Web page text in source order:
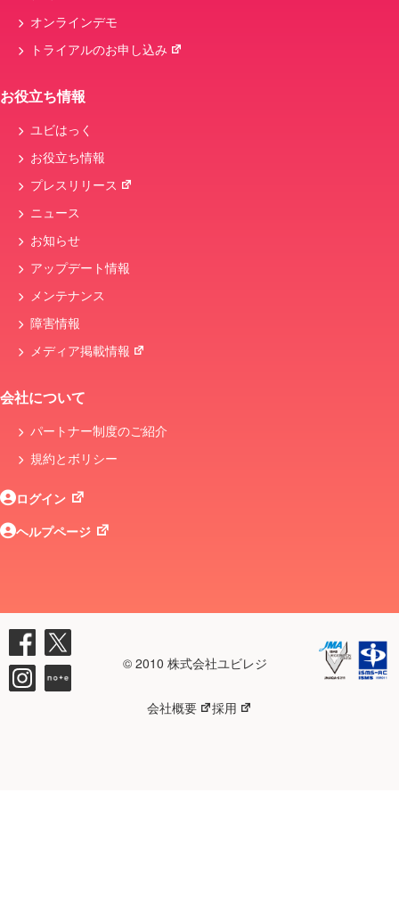
オンラインデモ
トライアルのお申し込み
お役立ち情報
ユビはっく
お役立ち情報
プレスリリース
ニュース
お知らせ
アップデート情報
メンテナンス
障害情報
メディア掲載情報
会社について
パートナー制度のご紹介
規約とボリシー
ログイン
ヘルプページ
© 2010 株式会社ユビレジ
会社概要 採用